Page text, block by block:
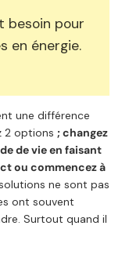
besoin pour
en énergie.
une différence
2 options ; changez
de vie en faisant
ou commencez à
ne sont pas
ont souvent
Surtout quand il